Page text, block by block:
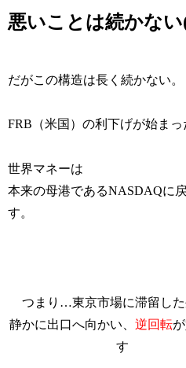
悪いことは続かない
だがこの構造は長く続かない。
FRB（米国）の利下げが始まっ
世界マネーは
本来の母港であるNASDAQに
す。
つまり…東京市場に滞留し
静かに出口へ向かい、 逆回転
す